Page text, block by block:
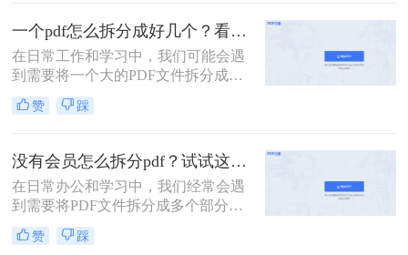
一个pdf怎么拆分成好几个？看看下面的二种方法！
在日常工作和学习中，我们可能会遇
到需要将一个大的PDF文件拆分成多
个较小文件的情况。例如，为了便于
共享、减少文件大小或是针对特定页
常有用的。那么一个pdf怎么拆分成好
几个呢？本文将详细介绍两种常见的
PDF拆分方法。
赞 踩
没有会员怎么拆分pdf？试试这二种拆分方法！
在日常办公和学习中，我们经常会遇
到需要将PDF文件拆分成多个部分的
情况。然而，许多PDF处理工具都需
要会员权限才能使用拆分功能。那么
赞 踩